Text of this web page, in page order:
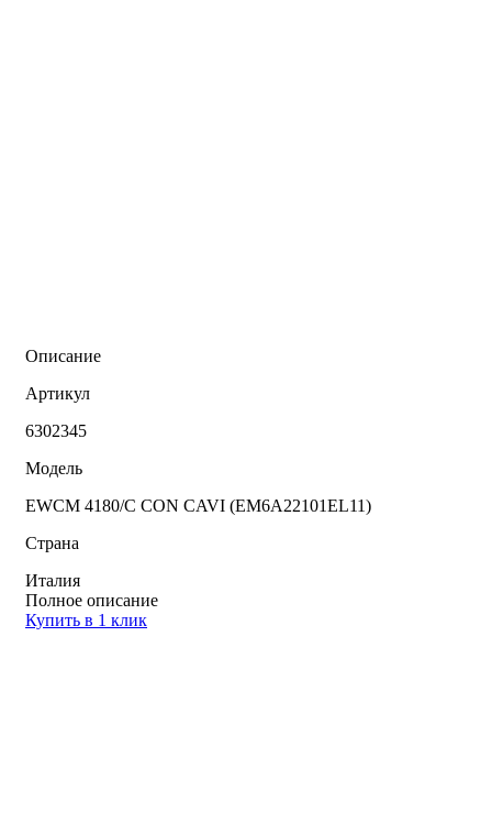
Описание
Артикул
6302345
Модель
EWCM 4180/C CON CAVI (EM6A22101EL11)
Страна
Италия
Полное описание
Купить в 1 клик